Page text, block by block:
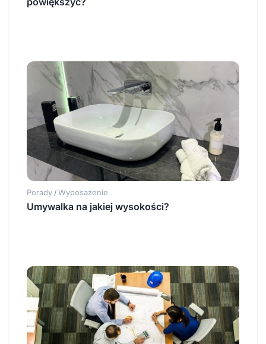
Porady / Wyposażenie
Umywalka na jakiej wysokości?